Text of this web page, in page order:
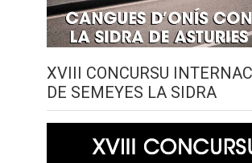
XVIII CONCURSU
DE SEMEYES LA SIDRA